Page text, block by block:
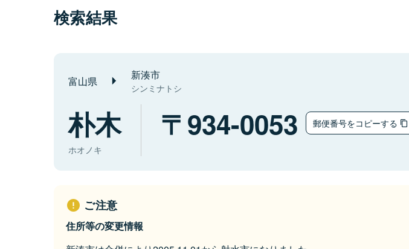
検索結果
富山県 新湊市
シンミナトシ
朴木
ホオノキ
934-0053 郵便番号をコピーする
ご注意
住所等の変更情報